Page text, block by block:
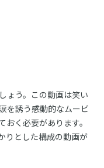
ょう。この動画は笑い
を誘う感動的なムービ
く必要があります。
りとした構成の動画が